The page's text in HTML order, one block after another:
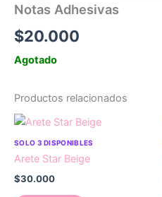
Notas Adhesivas
$20.000
Agotado
Productos relacionados
SOLO 3 DISPONIBLES
Arete Star Beige
$30.000